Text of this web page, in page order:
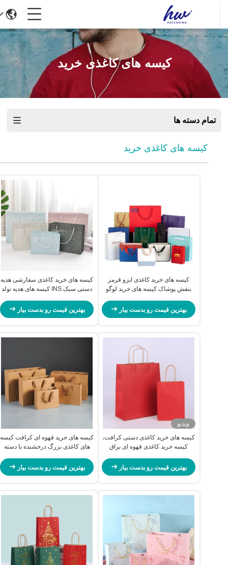
کیسه های کاغذی خرید
تمام دسته ها
کیسه های کاغذی خرید
کیسه های خرید کاغذی ایزو قرمز
بنفش پوشاک کیسه های خرید لوگو
بهترین قیمت رو بدست بیار
کیسه های خرید کاغذی سفارشی هدیه
دستی سبک INS کیسه های هدیه تولد
بهترین قیمت رو بدست بیار
ویدیو
کیسه های خرید کاغذی دستی کرافت،
کیسه خرید کاغذی قهوه ای براق
بهترین قیمت رو بدست بیار
کیسه های خرید قهوه ای کرافت کیسه
های کاغذی بزرگ درخشنده با دسته
بهترین قیمت رو بدست بیار